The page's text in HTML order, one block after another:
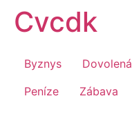
PřejítCvcdk
Byznys Dovolená
Peníze
Zábava